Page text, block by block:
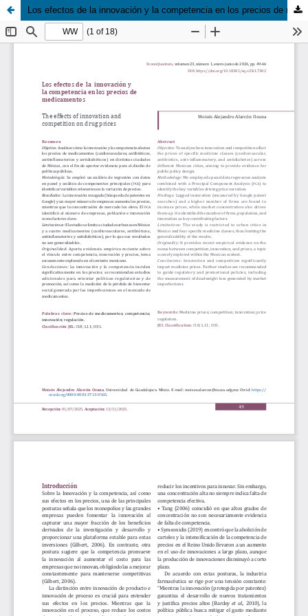
Los efectos de la innovación y la competencia en los precios de medicamentos